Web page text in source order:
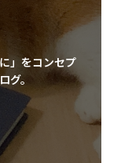
」をコンセプ
グ。